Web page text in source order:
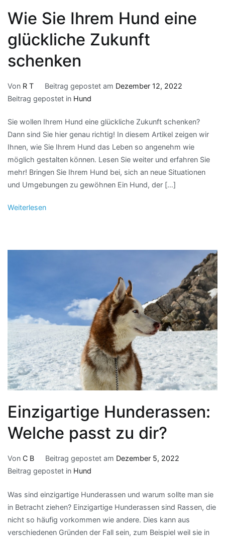
Wie Sie Ihrem Hund eine
glückliche Zukunft
schenken
Von R T Beitrag gepostet am Dezember 12, 2022
Beitrag gepostet in Hund
Sie wollen Ihrem Hund eine glückliche Zukunft schenken?
Dann sind Sie hier genau richtig! In diesem Artikel zeigen wir
Ihnen, wie Sie Ihrem Hund das Leben so angenehm wie
möglich gestalten können. Lesen Sie weiter und erfahren Sie
mehr! Bringen Sie Ihrem Hund bei, sich an neue Situationen
und Umgebungen zu gewöhnen Ein Hund, der […]
Weiterlesen
Einzigartige Hunderassen:
Welche passt zu dir?
Von C B Beitrag gepostet am Dezember 5, 2022
Beitrag gepostet in Hund
Was sind einzigartige Hunderassen und warum sollte man sie
in Betracht ziehen? Einzigartige Hunderassen sind Rassen, die
nicht so häufig vorkommen wie andere. Dies kann aus
verschiedenen Gründen der Fall sein, zum Beispiel weil sie in